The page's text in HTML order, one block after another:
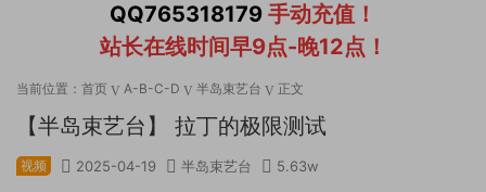
QQ765318179 手动充值！
站长在线时间早9点-晚12点！
当前位置： 首页 A-B-C-D 半岛束艺台 正文
【半岛束艺台】 拉丁的极限测试
视频 2025-04-19 半岛束艺台 5.63w